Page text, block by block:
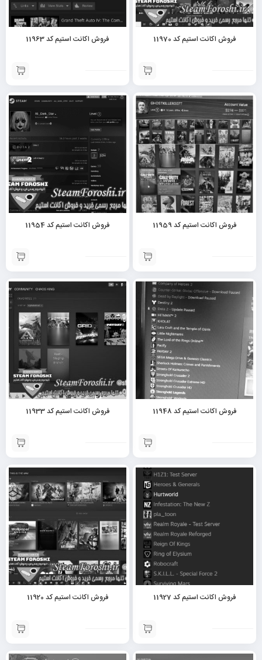
فروش اکانت استیم کد 11970 فروش اکانت استیم کد 11963
فروش اکانت استیم کد 11959 فروش اکانت استیم کد 11954
فروش اکانت استیم کد 11948 فروش اکانت استیم کد 11933
فروش اکانت استیم کد 11927 فروش اکانت استیم کد 11920